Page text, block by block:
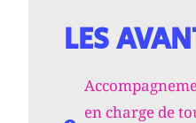
LES
en charge de